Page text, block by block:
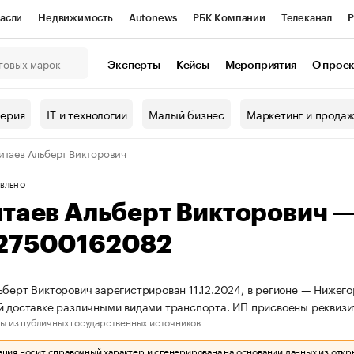
Недвижимость Autonews РБК Компании Телеканал
Проверка контрагентов
Эксперты Кейсы Мероприятия О
IT и технологии Малый бизнес Маркетинг и
Альберт Викторович
Альберт
Викторович зарегистрирован 11.12.2024, в регионе —
доставке различными видами транспорта. ИП присвоены
из публичных государственных источников.
носит справочный характер и сгенерирована на основании данных из